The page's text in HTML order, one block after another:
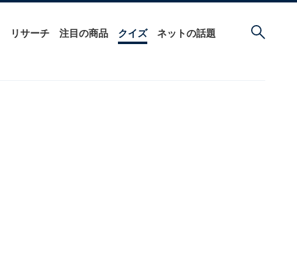
リサーチ 注目の商品 クイズ ネットの話題